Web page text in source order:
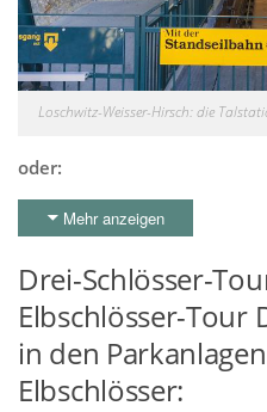
Loschwitz-Weisser-Hirsch: die
oder:
Mehr anzeigen
Drei-Schlösser-
Elbschlösser-Tour
in den
Elbschlösser: